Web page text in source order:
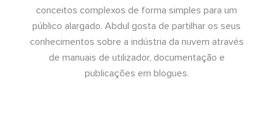
conceitos complexos de forma simples para um
público alargado. Abdul gosta de partilhar os seus
conhecimentos sobre a indústria da nuvem através
de manuais de utilizador, documentação e
publicações em blogues.